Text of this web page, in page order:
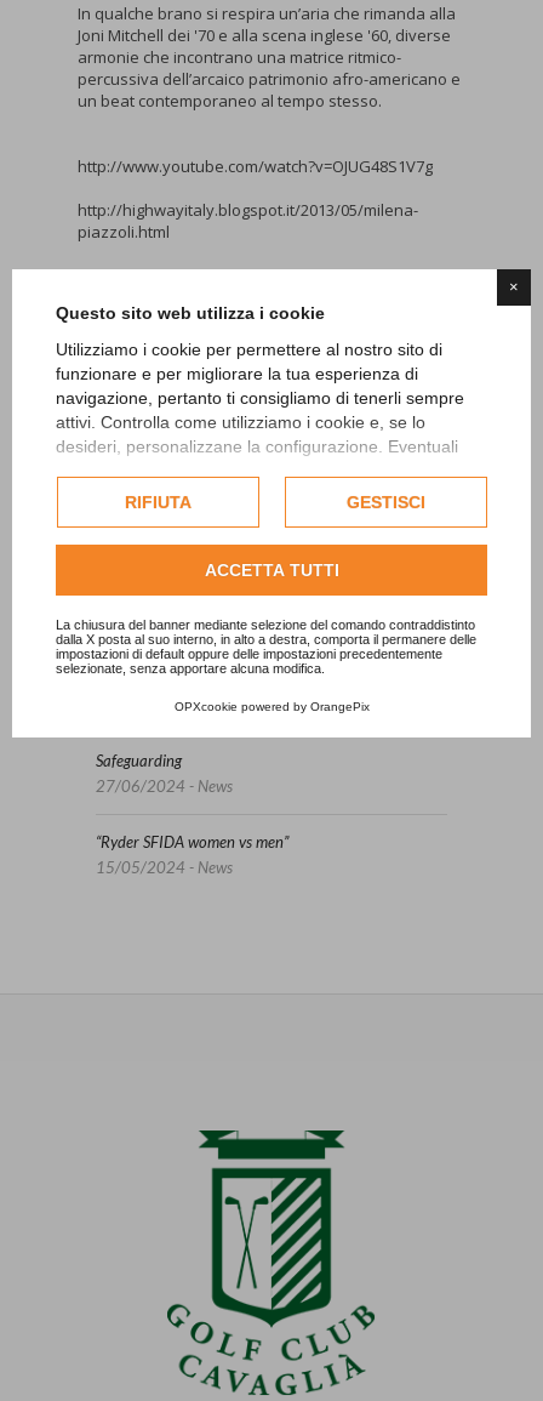
×
Questo sito web utilizza i cookie
Utilizziamo i cookie per permettere al nostro sito di
funzionare e per migliorare la tua esperienza di
navigazione, pertanto ti consigliamo di tenerli sempre
attivi. Controlla come utilizziamo i cookie e, se lo
desideri, personalizzane la configurazione. Eventuali
esclusivamente previa acquisizione del consenso
RIFIUTA GESTISCI
ACCETTA TUTTI
La chiusura del banner mediante selezione del comando contraddistinto
dalla X posta al suo interno, in alto a destra, comporta il permanere delle
impostazioni di default oppure delle impostazioni precedentemente
selezionate, senza apportare alcuna modifica.
OPXcookie powered by OrangePix
In qualche brano si respira un’aria che rimanda alla
Joni Mitchell dei '70 e alla scena inglese '60, diverse
armonie che incontrano una matrice ritmico-
percussiva dell’arcaico patrimonio afro-americano e
un beat contemporaneo al tempo stesso.
http://www.youtube.com/watch?v=OJUG48S1V7g
http://highwayitaly.blogspot.it/2013/05/milena-
piazzoli.html
Categorie
News
Stampa
ISCRIVITI ALLA NEWSLETTER
Altri post
Lunedì 20 e martedì 21 aprile carotatura green
13/04/2026 - News
Safeguarding
27/06/2024 - News
“Ryder SFIDA women vs men”
15/05/2024 - News